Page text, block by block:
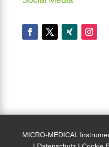
MICRO-MEDICAL